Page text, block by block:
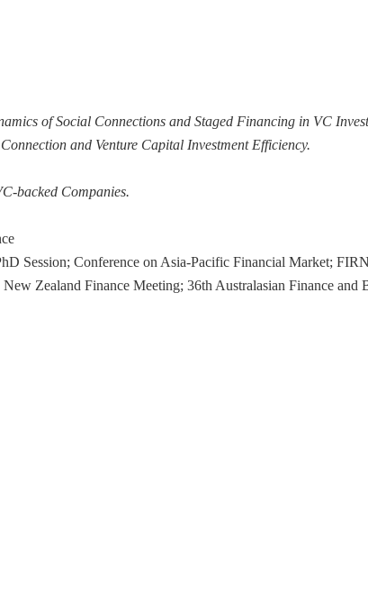
of Social Connections and Staged Financing in VC
and Venture Capital Investment Efficiency.
backed Companies.
Session; Conference on Asia-Pacific Financial Market;
Zealand Finance Meeting; 36th Australasian Finance and